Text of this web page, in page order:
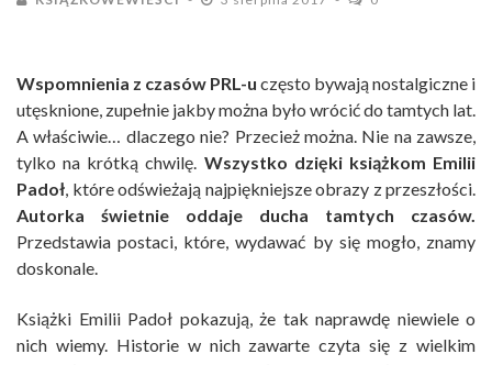
Wspomnienia z czasów PRL-u często bywają nostalgiczne i
utęsknione, zupełnie jakby można było wrócić do tamtych lat.
A właściwie… dlaczego nie? Przecież można. Nie na zawsze,
tylko na krótką chwilę. Wszystko dzięki książkom Emilii
Padoł, które odświeżają najpiękniejsze obrazy z przeszłości.
Autorka świetnie oddaje ducha tamtych czasów.
Przedstawia postaci, które, wydawać by się mogło, znamy
doskonale.
Książki Emilii Padoł pokazują, że tak naprawdę niewiele o
nich wiemy. Historie w nich zawarte czyta się z wielkim